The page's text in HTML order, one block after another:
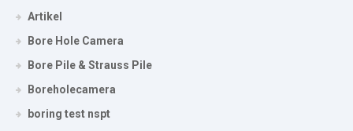
Artikel
Bore Hole Camera
Bore Pile & Strauss Pile
Boreholecamera
boring test nspt